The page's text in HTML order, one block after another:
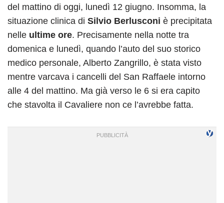
del mattino di oggi, lunedì 12 giugno. Insomma, la
situazione clinica di Silvio Berlusconi è precipitata
nelle ultime ore. Precisamente nella notte tra
domenica e lunedì, quando l’auto del suo storico
medico personale, Alberto Zangrillo, è stata visto
mentre varcava i cancelli del San Raffaele intorno
alle 4 del mattino. Ma già verso le 6 si era capito
che stavolta il Cavaliere non ce l’avrebbe fatta.